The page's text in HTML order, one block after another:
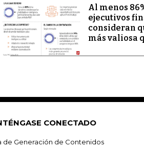
Al menos
ejecutivos
consideran
más valiosa
CONECTADO
de Generación de Contenidos